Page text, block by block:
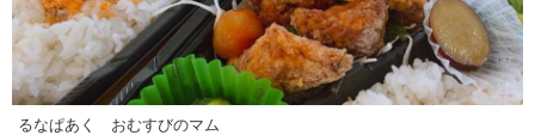
るなぱあく おむすびのマム